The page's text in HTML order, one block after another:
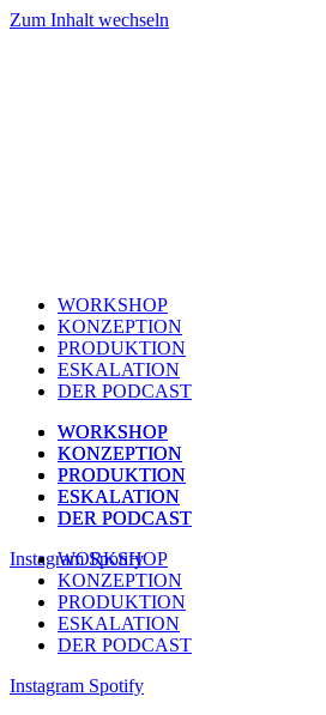
Zum Inhalt wechseln
WORKSHOP
KONZEPTION
PRODUKTION
ESKALATION
DER PODCAST
WORKSHOP
KONZEPTION
PRODUKTION
ESKALATION
DER PODCAST
Instagram Spotify
WORKSHOP
KONZEPTION
PRODUKTION
ESKALATION
DER PODCAST
WORKSHOP
KONZEPTION
PRODUKTION
ESKALATION
DER PODCAST
Instagram Spotify